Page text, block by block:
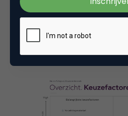
keuzefase) voorkomen
Welke keuzefactoren door
shoppers worden